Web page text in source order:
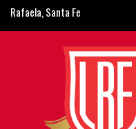
Rafaela, Santa Fe